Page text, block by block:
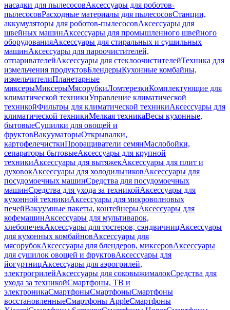
насадки для пылесосовАксессуары для роботов-
пылесосовРасходные материалы для пылесосовСтанции,
аккумуляторы для роботов-пылесосовАксессуары для
швейных машинАксессуары для промышленного швейного
оборудованияАксессуары для стиральных и сушильных
машинАксессуары для пароочистителей,
отпаривателейАксессуары для стеклоочистителейТехника для
измельчения продуктовБлендерыКухонные комбайны,
измельчителиПланетарные
миксерыМиксерыМясорубкиЛомтерезкиКомплектующие для
климатической техникиУправление климатической
техникойФильтры для климатической техникиАксессуары для
климатической техникиМелкая техникаВесы кухонные,
бытовыеСушилки для овощей и
фруктовВакууматорыОткрывалки,
картофелечисткиПроращиватели семянМаслобойки,
сепараторы бытовыеАксессуары для крупной
техникиАксессуары для вытяжекАксессуары для плит и
духовокАксессуары для холодильниковАксессуары для
посудомоечных машинСредства для посудомоечных
машинСредства для ухода за техникойАксессуары для
кухонной техникиАксессуары для микроволновых
печейВакуумные пакеты, контейнерыАксессуары для
кофемашинАксессуары для мультиварок,
хлебопечекАксессуары для тостеров, сэндвичницАксессуары
для кухонных комбайновАксессуары для
мясорубокАксессуары для блендеров, миксеровАксессуары
для сушилок овощей и фруктовАксессуары для
йогуртницАксессуары для аэрогрилей,
электрогрилейАксессуары для соковыжималокСредства для
ухода за техникойСмартфоны, ТВ и
электроникаСмартфоныСмартфоныСмартфоны
восстановленныеСмартфоны AppleСмартфоны